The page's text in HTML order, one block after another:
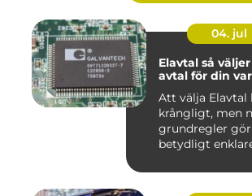
04. jul
Elavtal så väljer du rätt
avtal för din
Att välja Elavtal
krångligt, men
grundregler
betydligt